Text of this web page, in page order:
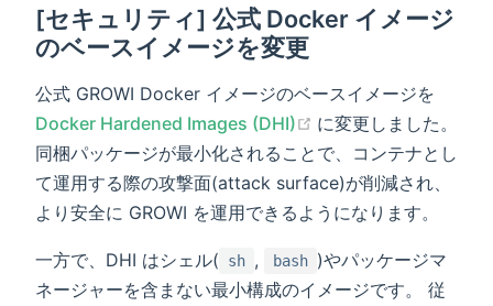
[セキュリティ] 公式 Docker イメージ
のベースイメージを変更
公式 GROWI Docker イメージのベースイメージを
Docker Hardened Images (DHI)
(opens new window)
に変更しました。
同梱パッケージが最小化されることで、コンテナとし
て運用する際の攻撃面(attack surface)が削減され、
より安全に GROWI を運用できるようになります。
一方で、DHI はシェル( sh , bash )やパッケージマ
ネージャーを含まない最小構成のイメージです。 従